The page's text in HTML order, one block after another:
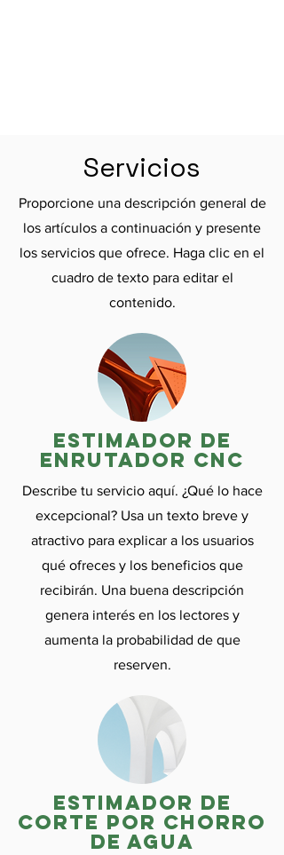
Servicios
Proporcione una descripción general de
los artículos a continuación y presente
los servicios que ofrece. Haga clic en el
cuadro de texto para editar el
contenido.
Estimador de
enrutador CNC
Describe tu servicio aquí. ¿Qué lo hace
excepcional? Usa un texto breve y
atractivo para explicar a los usuarios
qué ofreces y los beneficios que
recibirán. Una buena descripción
genera interés en los lectores y
aumenta la probabilidad de que
reserven.
Estimador de
corte por chorro
de agua